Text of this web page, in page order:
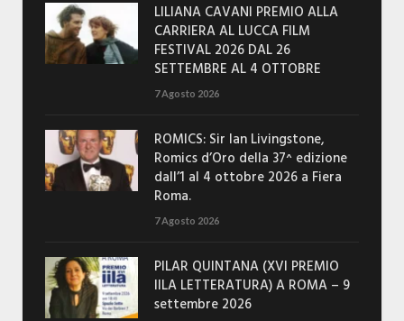
LILIANA CAVANI PREMIO ALLA
CARRIERA AL LUCCA FILM
FESTIVAL 2026 DAL 26
SETTEMBRE AL 4 OTTOBRE
7 Agosto 2026
ROMICS: Sir Ian Livingstone,
Romics d’Oro della 37^ edizione
dall’1 al 4 ottobre 2026 a Fiera
Roma.
7 Agosto 2026
PILAR QUINTANA (XVI PREMIO
IILA LETTERATURA) A ROMA – 9
settembre 2026